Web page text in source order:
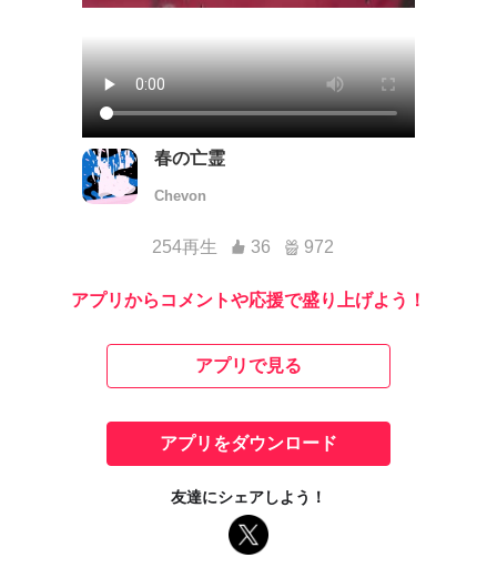
春の亡霊
Chevon
254再生 36 972
アプリからコメントや応援で盛り上げよう！
アプリで見る
アプリをダウンロード
友達にシェアしよう！